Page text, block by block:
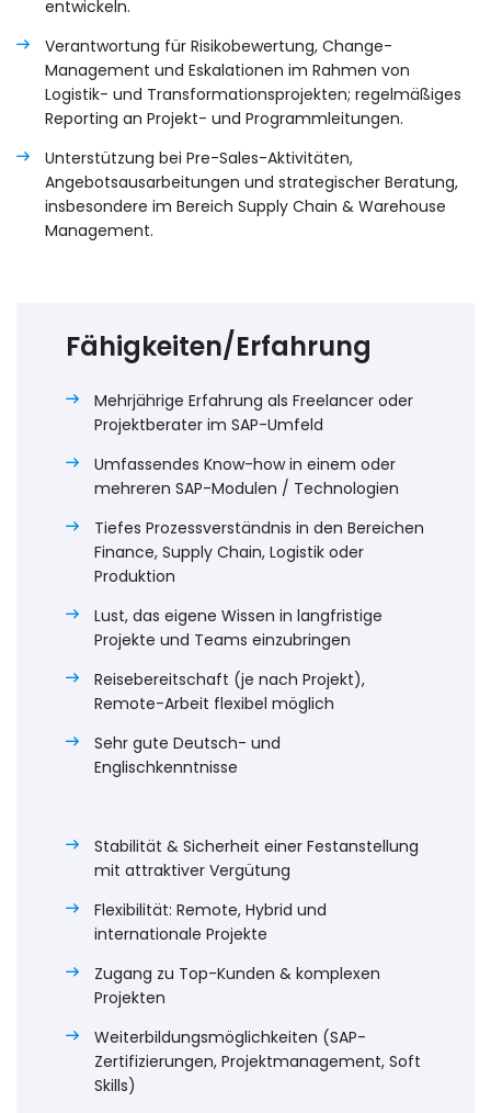
entwickeln.
Verantwortung für Risikobewertung, Change-
Management und Eskalationen im Rahmen von
Logistik- und Transformationsprojekten; regelmäßiges
Reporting an Projekt- und Programmleitungen.
Unterstützung bei Pre-Sales-Aktivitäten,
Angebotsausarbeitungen und strategischer Beratung,
insbesondere im Bereich Supply Chain & Warehouse
Management.
Fähigkeiten/Erfahrung
Mehrjährige Erfahrung als Freelancer oder
Projektberater im SAP-Umfeld
Umfassendes Know-how in einem oder
mehreren SAP-Modulen / Technologien
Tiefes Prozessverständnis in den Bereichen
Finance, Supply Chain, Logistik oder
Produktion
Lust, das eigene Wissen in langfristige
Projekte und Teams einzubringen
Reisebereitschaft (je nach Projekt),
Remote-Arbeit flexibel möglich
Sehr gute Deutsch- und
Englischkenntnisse
Stabilität & Sicherheit einer Festanstellung
mit attraktiver Vergütung
Flexibilität: Remote, Hybrid und
internationale Projekte
Zugang zu Top-Kunden & komplexen
Projekten
Weiterbildungsmöglichkeiten (SAP-
Zertifizierungen, Projektmanagement, Soft
Skills)